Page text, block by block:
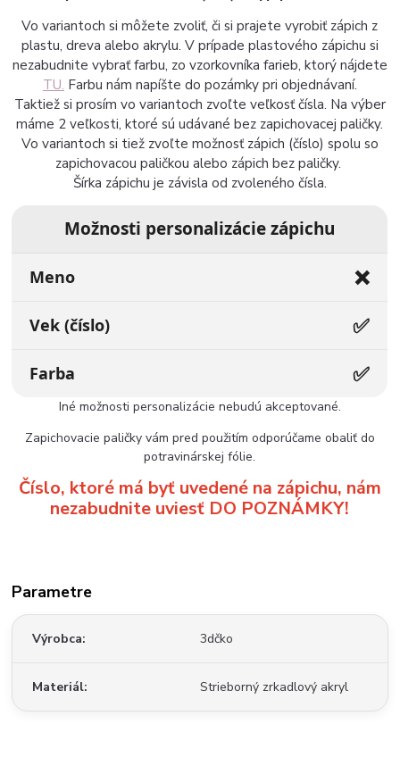
Vo variantoch si môžete zvoliť, či si prajete vyrobiť zápich z
plastu, dreva alebo akrylu. V prípade plastového zápichu si
nezabudnite vybrať farbu, zo vzorkovníka farieb, ktorý nájdete
TU. Farbu nám napíšte do pozámky pri objednávaní.
Taktiež si prosím vo variantoch zvoľte veľkosť čísla. Na výber
máme 2 veľkosti, ktoré sú udávané bez zapichovacej paličky.
Vo variantoch si tiež zvoľte možnosť zápich (číslo) spolu so
zapichovacou paličkou alebo zápich bez paličky.
Šírka zápichu je závisla od zvoleného čísla.
Možnosti personalizácie zápichu
Meno ❌
Vek (číslo) ✅
Farba ✅
Iné možnosti personalizácie nebudú akceptované.
Zapichovacie paličky vám pred použitím odporúčame obaliť do
potravinárskej fólie.
Číslo, ktoré má byť uvedené na zápichu, nám
nezabudnite uviesť DO POZNÁMKY!
Parametre
Výrobca 3dčko
Materiál Strieborný zrkadlový akryl